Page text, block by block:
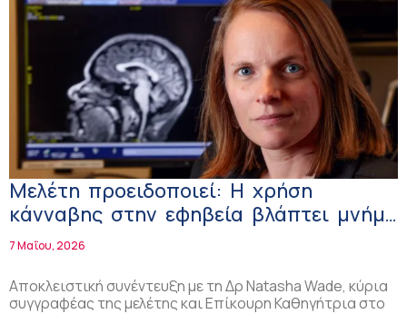
Μελέτη προειδοποιεί: Η χρήση
κάνναβης στην εφηβεία βλάπτει μνήμη
και γνωστική λειτουργία, πιθανώς και
7 Μαΐου, 2026
Αποκλειστική συνέντευξη με τη Δρ Natasha Wade, κύρια
συγγραφέας της μελέτης και Επίκουρη Καθηγήτρια στο